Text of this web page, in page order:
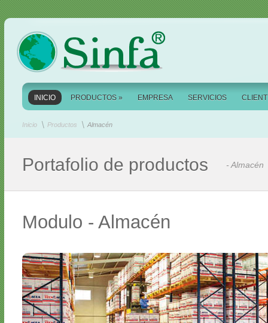
INICIO PRODUCTOS » EMPRESA SERVICIOS
Inicio Productos Almacén
Portafolio de productos - Almacén
Modulo - Almacén